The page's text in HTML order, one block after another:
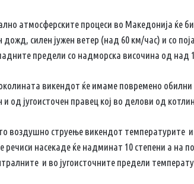
атмосферските процеси во Македонија ќе
дожд, силен јужен ветер (над 60 км/час) и со
предели со надморска височина од над
викендот ќе имаме повремено
и од југоисточен правец кој во делови од
воздушно струење викендот температурите
речиси насекаде ќе надминат 10 степени а на
и во југоисточните предели